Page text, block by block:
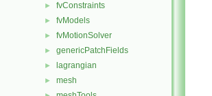
► fvConstraints
► fvModels
► fvMotionSolver
► genericPatchFields
► lagrangian
► mesh